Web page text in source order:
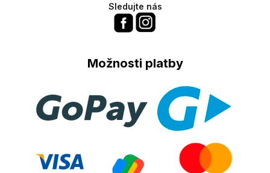
Sledujte nás
Možnosti platby